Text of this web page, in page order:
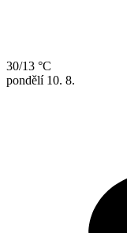
30/13 °C
pondělí 10. 8.